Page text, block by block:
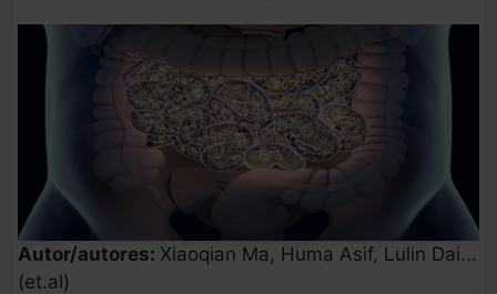
Autor/autores: Xiaoqian Ma, Huma Asif, Lulin Dai...
(et.al)